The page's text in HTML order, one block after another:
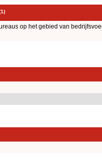
op het gebied van